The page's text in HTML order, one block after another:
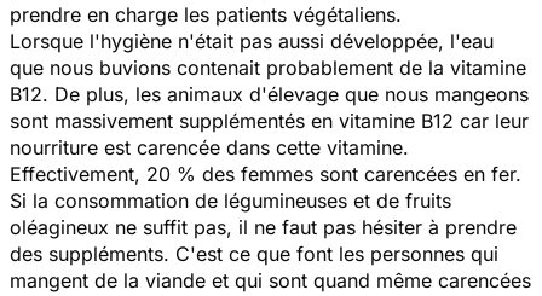
prendre en charge les patients végétaliens.
Lorsque l'hygiène n'était pas aussi développée, l'eau
que nous buvions contenait probablement de la vitamine
B12. De plus, les animaux d'élevage que nous mangeons
sont massivement supplémentés en vitamine B12 car leur
nourriture est carencée dans cette vitamine.
Effectivement, 20 % des femmes sont carencées en fer.
Si la consommation de légumineuses et de fruits
oléagineux ne suffit pas, il ne faut pas hésiter à prendre
des suppléments. C'est ce que font les personnes qui
mangent de la viande et qui sont quand même carencées